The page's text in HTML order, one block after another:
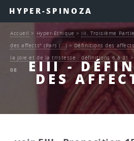
HYPER-SPINOZA
EIII -
DES
Accueil > Hyper-Ethique > III. Troisième
des affects" (Pars (…) > Définitions des
la joie et de la tristesse : définitions 6 à 31
08